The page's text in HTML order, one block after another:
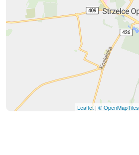
Leaflet | © OpenMapTiles